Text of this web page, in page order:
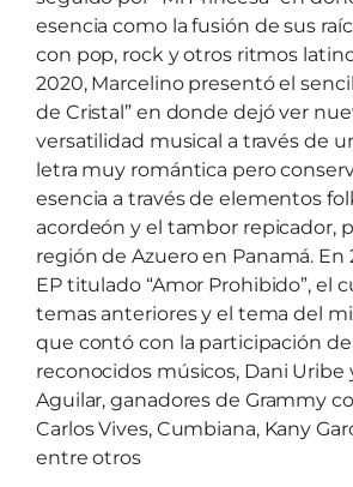
esencia como la fusión de sus
con pop, rock y otros ritmos
2020, Marcelino presentó el
de Cristal” en donde dejó ver
versatilidad musical a través de
letra muy romántica pero
esencia a través de elementos
acordeón y el tambor repicador,
región de Azuero en Panamá. En
EP titulado “Amor Prohibido”, el
temas anteriores y el tema del
que contó con la participación de
reconocidos músicos, Dani Uribe
Aguilar, ganadores de Grammy
Carlos Vives, Cumbiana, Kany
entre otros